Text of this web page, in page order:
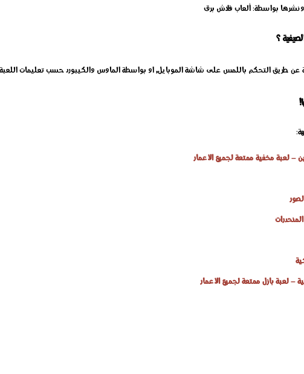
ونشرها بواسطة: ألعاب فلاش برق
؟
عن طريق التحكم باللمس على شاشة الموبايل, او بواسطة الماوس والكيبورد حسب تعليمات
– لعبة مخفية ممتعة لجميع الأعمار
– لعبة بازل ممتعة لجميع الأعمار